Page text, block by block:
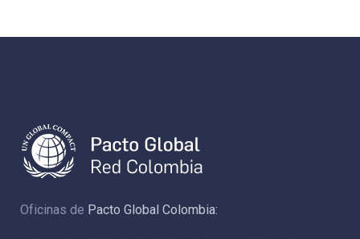
Oficinas de Pacto Global Colombia: